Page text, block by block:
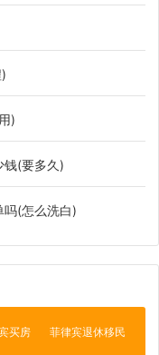
)
钱(要多久)
吗(怎么洗白)
买房 菲律宾退休移民